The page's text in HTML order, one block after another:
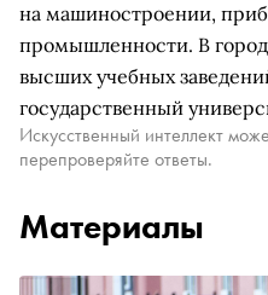
на машиностроении,
промышленности. В
высших учебных
государственный
Искусственный интеллект
перепроверяйте ответы.
Материалы